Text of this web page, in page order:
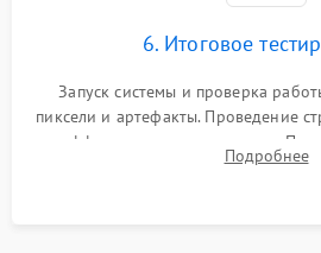
6. Итоговое
Запуск системы и проверка
пиксели и артефакты. Проведение
эффективности охлаждения.
микрофона и всех портов перед
Подробнее